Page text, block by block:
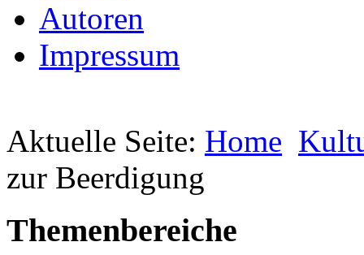
Autoren
Impressum
Aktuelle Seite: Home
zur Beerdigung
Themenbereiche